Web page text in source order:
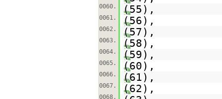
0060. (55),
0061. (56),
0062. (57),
0063. (58),
0064. (59),
0065. (60),
0066. (61),
0067. (62),
0068.